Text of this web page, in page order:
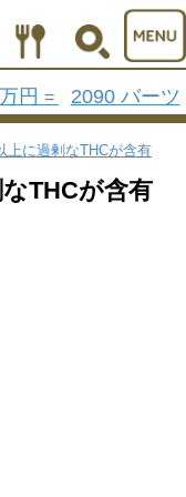
円 = 2090 バーツ
上に過剰なTHCが含有
THCが含有